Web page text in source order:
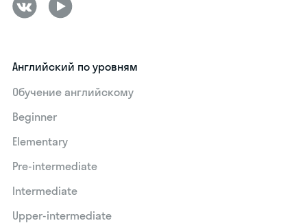
Английский по уровням
Обучение английскому
Beginner
Elementary
Pre-intermediate
Intermediate
Upper-intermediate